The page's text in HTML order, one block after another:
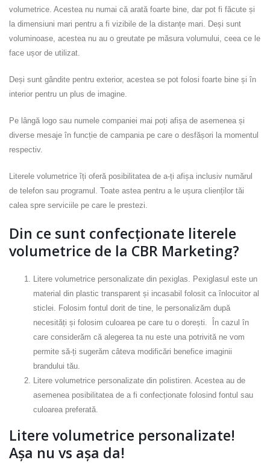
volumetrice. Acestea nu numai că arată foarte bine, dar pot fi făcute și
la dimensiuni mari pentru a fi vizibile de la distanțe mari. Deși sunt
voluminoase, acestea nu au o greutate pe măsura volumului, ceea ce le
face ușor de utilizat.
Deși sunt gândite pentru exterior, acestea se pot folosi foarte bine și în
interior pentru un plus de imagine.
Pe lângă logo sau numele companiei mai poți afișa de asemenea și
diverse mesaje în funcție de campania pe care o desfășori la momentul
respectiv.
Literele volumetrice îți oferă posibilitatea de a-ți afișa inclusiv numărul
de telefon sau programul. Toate astea pentru a le ușura clienților tăi
calea spre serviciile pe care le prestezi.
Din ce sunt confecționate literele
volumetrice de la CBR Marketing?
Litere volumetrice personalizate din pexiglas. Pexiglasul este un
material din plastic transparent și incasabil folosit ca înlocuitor al
sticlei. Folosim fontul dorit de tine, le personalizăm după
necesități și folosim culoarea pe care tu o dorești. În cazul în
care considerăm că alegerea ta nu este una potrivită ne vom
permite să-ți sugerăm câteva modificări benefice imaginii
brandului tău.
Litere volumetrice personalizate din polistiren. Acestea au de
asemenea posibilitatea de a fi confecționate folosind fontul sau
culoarea preferată.
Litere volumetrice personalizate!
Așa nu vs așa da!